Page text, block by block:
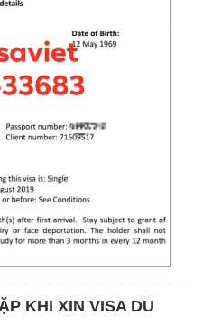
KHI XIN VISA DU